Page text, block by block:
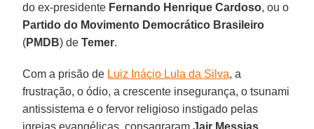
do ex-presidente Fernando Henrique Cardoso, ou o
Partido do Movimento Democrático Brasileiro
(PMDB) deTemer.
Com a prisão de Luiz Inácio Lula da Silva, a
frustração, o ódio, a crescente insegurança, o tsunami
antissistema e o fervor religioso instigado pelas
igrejas evangélicas, consagraramJair Messias